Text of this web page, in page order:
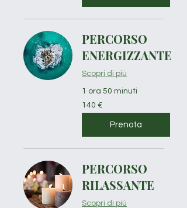
PERCORSO
ENERGIZZANTE
Scopri di più
1 ora 50 minuti
140
euro
140 €
Prenota
PERCORSO
RILASSANTE
Scopri di più